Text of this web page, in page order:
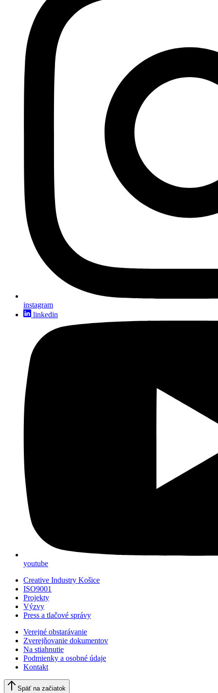
instagram
linkedin
youtube
Creative Industry Košice
ISO9001
Projekty
Výzvy
Press a tlačové správy
Verejné obstarávanie
Zverejňovanie dokumentov
Na stiahnutie
Podmienky a osobné údaje
Kontakt
Späť na začiatok